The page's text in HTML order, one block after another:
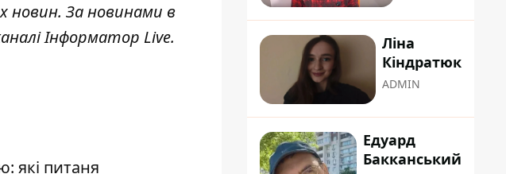
За новинами в
Інформатор Live.
які питаня
Ліна
Кіндратюк
ADMIN
Едуард
Бакканський